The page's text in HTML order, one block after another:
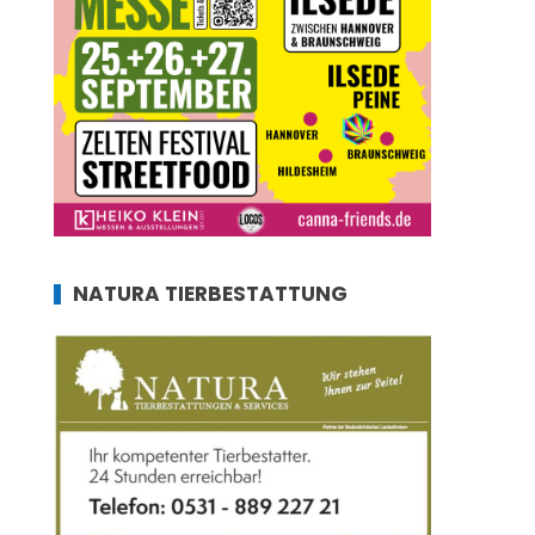
NATURA TIERBESTATTUNG